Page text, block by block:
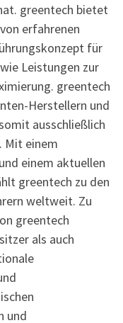
greentech bietet
erfahrenen
für
Leistungen zur
greentech
Herstellern und
ausschließlich
Mit einem
einem aktuellen
greentech zu den
weltweit. Zu
greentech
als auch
und